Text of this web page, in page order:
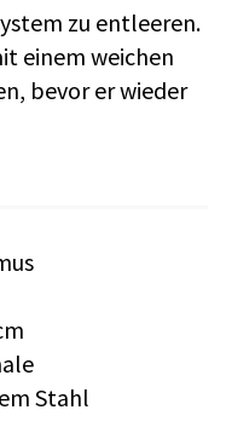
zu entleeren.
einem weichen
bevor er wieder
Stahl